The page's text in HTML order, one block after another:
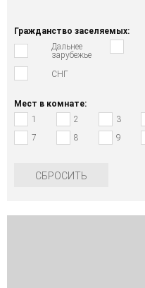
Гражданство заселяемых:
Дальнее
зарубежье
СНГ
Мест в комнате:
1
2 3
7
8 9
СБРОСИТЬ